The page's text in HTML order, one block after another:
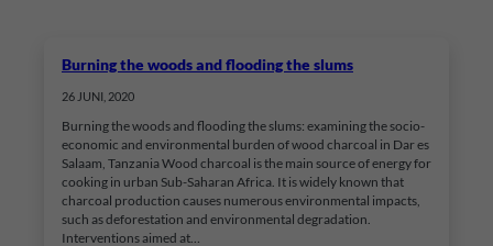
Burning the woods and flooding the slums
26 JUNI, 2020
Burning the woods and flooding the slums: examining the socio-
economic and environmental burden of wood charcoal in Dar es
Salaam, Tanzania Wood charcoal is the main source of energy for
cooking in urban Sub-Saharan Africa. It is widely known that
charcoal production causes numerous environmental impacts,
such as deforestation and environmental degradation.
Interventions aimed at…